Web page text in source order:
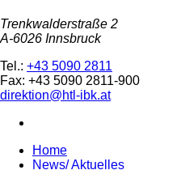
Trenkwalderstraße 2
A-6026 Innsbruck
Tel.: +43 5090 2811
Fax: +43 5090 2811-900
direktion@htl-ibk.at
Home
News/ Aktuelles